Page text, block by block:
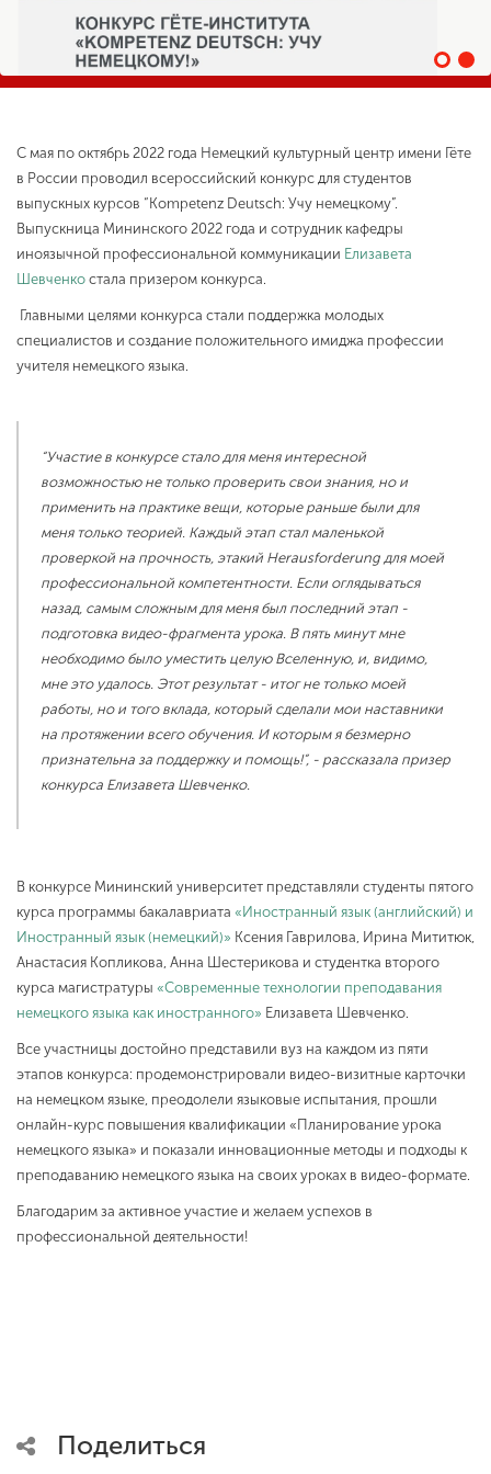
ENG SPN CHI
Приемная
комиссия
+7 (831) 262-26-20
С мая по октябрь 2022 года Немецкий культурный центр имени Гёте
в России проводил всероссийский конкурс для студентов
выпускных курсов “Kompetenz Deutsch: Учу немецкому”.
Выпускница Мининского 2022 года и сотрудник кафедры
иноязычной профессиональной коммуникации Елизавета
Шевченко стала призером конкурса.
Главными целями конкурса стали поддержка молодых
специалистов и создание положительного имиджа профессии
учителя немецкого языка.
“Участие в конкурсе стало для меня интересной
возможностью не только проверить свои знания, но и
применить на практике вещи, которые раньше были для
меня только теорией. Каждый этап стал маленькой
проверкой на прочность, этакий Herausforderung для моей
профессиональной компетентности. Если оглядываться
назад, самым сложным для меня был последний этап -
подготовка видео-фрагмента урока. В пять минут мне
необходимо было уместить целую Вселенную, и, видимо,
мне это удалось. Этот результат - итог не только моей
работы, но и того вклада, который сделали мои наставники
на протяжении всего обучения. И которым я безмерно
признательна за поддержку и помощь!”, - рассказала призер
конкурса Елизавета Шевченко.
В конкурсе Мининский университет представляли студенты пятого
курса программы бакалавриата «Иностранный язык (английский) и
Иностранный язык (немецкий)» Ксения Гаврилова, Ирина Мититюк,
Анастасия Копликова, Анна Шестерикова и студентка второго
курса магистратуры «Современные технологии преподавания
немецкого языка как иностранного» Елизавета Шевченко.
Все участницы достойно представили вуз на каждом из пяти
этапов конкурса: продемонстрировали видео-визитные карточки
на немецком языке, преодолели языковые испытания, прошли
онлайн-курс повышения квалификации «Планирование урока
немецкого языка» и показали инновационные методы и подходы к
преподаванию немецкого языка на своих уроках в видео-формате.
Благодарим за активное участие и желаем успехов в
профессиональной деятельности!
Поделиться